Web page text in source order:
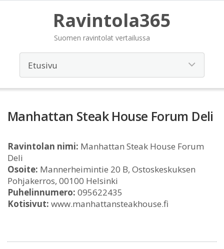
Ravintola365
Suomen ravintolat vertailussa
Manhattan Steak House Forum Deli
Ravintolan nimi: Manhattan Steak House Forum
Deli
Osoite: Mannerheimintie 20 B, Ostoskeskuksen
Pohjakerros, 00100 Helsinki
Puhelinnumero: 095622435
Kotisivut: www.manhattansteakhouse.fi